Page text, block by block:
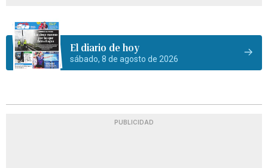
El diario de hoy
sábado, 8 de agosto de 2026
PUBLICIDAD